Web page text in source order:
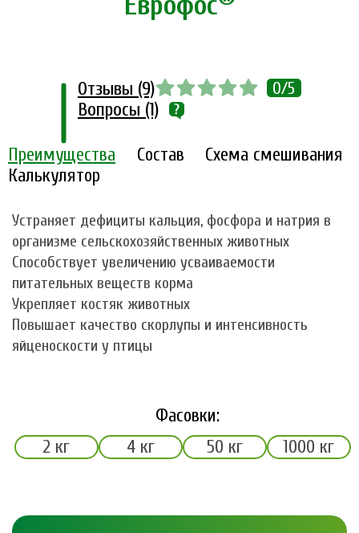
Преимущества Состав
Схема смешивания
Калькулятор
Отзывы (9) 0/5
Вопросы (1)
Устраняет дефициты кальция, фосфора и натрия в
организме сельскохозяйственных животных
Способствует увеличению усваиваемости
питательных веществ корма
Укрепляет костяк животных
Повышает качество скорлупы и интенсивность
яйценоскости у птицы
Фасовки:
2 кг
4 кг 50 кг 1000 кг